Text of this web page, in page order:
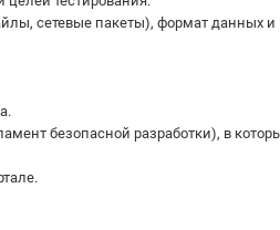
сетевые пакеты), формат данных
безопасной разработки), в